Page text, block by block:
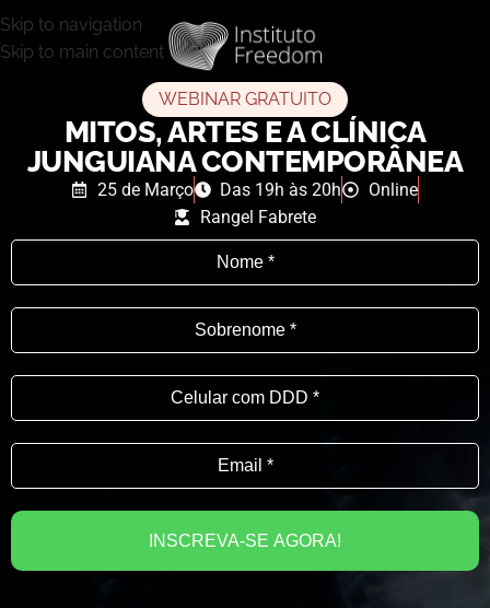
Skip to navigation
Skip to main content
WEBINAR GRATUITO
MITOS, ARTES E A CLÍNICA
JUNGUIANA CONTEMPORÂNEA
25 de Março Das 19h às 20h
Online
Rangel Fabrete
INSCREVA-SE AGORA!